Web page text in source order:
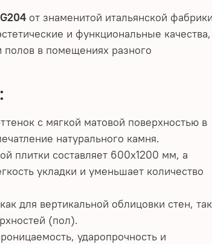
от знаменитой итальянской
и функциональные качества,
в помещениях разного
с мягкой матовой поверхностью в
натурального камня.
плитки составляет 600х1200 мм, а
укладки и уменьшает количество
для вертикальной облицовки стен, так
(пол).
ударопрочность и